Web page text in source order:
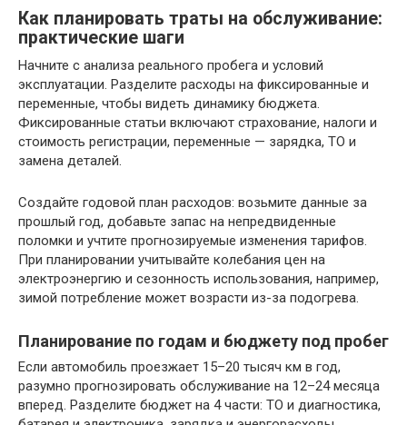
Как планировать траты на обслуживание:
практические шаги
Начните с анализа реального пробега и условий
эксплуатации. Разделите расходы на фиксированные и
переменные, чтобы видеть динамику бюджета.
Фиксированные статьи включают страхование, налоги и
стоимость регистрации, переменные — зарядка, ТО и
замена деталей.
Создайте годовой план расходов: возьмите данные за
прошлый год, добавьте запас на непредвиденные
поломки и учтите прогнозируемые изменения тарифов.
При планировании учитывайте колебания цен на
электроэнергию и сезонность использования, например,
зимой потребление может возрасти из-за подогрева.
Планирование по годам и бюджету под пробег
Если автомобиль проезжает 15–20 тысяч км в год,
разумно прогнозировать обслуживание на 12–24 месяца
вперед. Разделите бюджет на 4 части: ТО и диагностика,